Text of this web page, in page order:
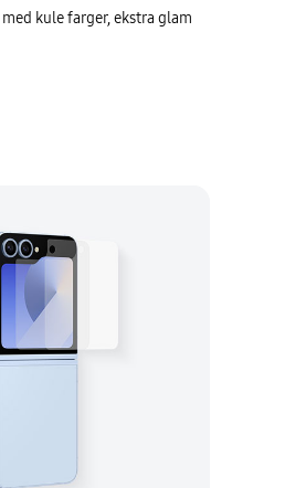
kule farger, ekstra glam